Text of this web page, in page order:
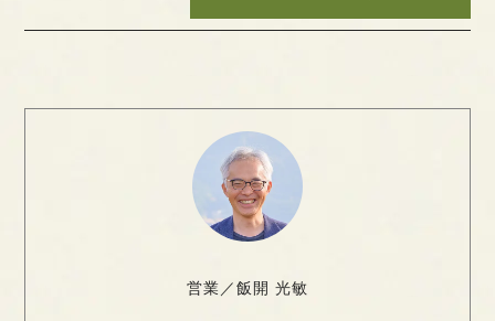
営業／飯開 光敏